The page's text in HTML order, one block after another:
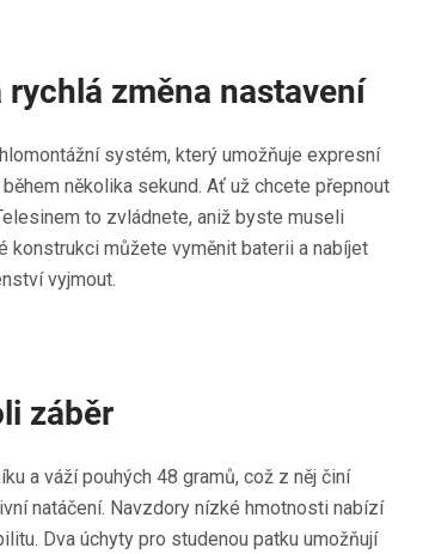
změna nastavení
systém, který umožňuje expresní
několika sekund. Ať už chcete přepnout
to zvládnete, aniž byste museli
konstrukci můžete vyměnit baterii a nabíjet
vyjmout.
záběr
a váží pouhých 48 gramů, což z něj činí
natáčení. Navzdory nízké hmotnosti nabízí
Dva úchyty pro studenou patku umožňují